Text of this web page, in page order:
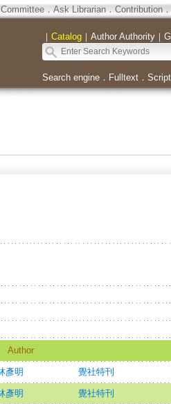
．Ask Librarian．Contribution．
｜ Catalog｜ Author Authority｜
Search engine． Fulltext．
Author
彥明 覺社特刊
彥明 覺社特刊